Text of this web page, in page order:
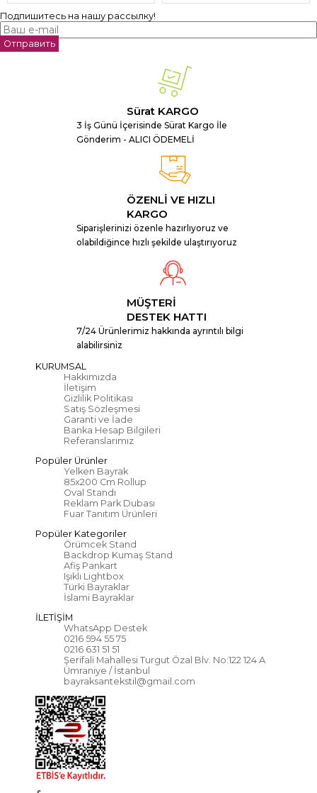
Подпишитесь на нашу рассылку!
Отправить
Sürat KARGO
3 İş Günü İçerisinde Sürat Kargo İle
Gönderim - ALICI ÖDEMELİ
ÖZENLİ VE HIZLI
KARGO
Siparişlerinizi özenle hazırlıyoruz ve
olabildiğince hızlı şekilde ulaştırıyoruz
MÜŞTERİ
DESTEK HATTI
7/24 Ürünlerimiz hakkında ayrıntılı bilgi
alabilirsiniz
KURUMSAL
Hakkımızda
İletişim
Gizlilik Politikası
Satış Sözleşmesi
Garanti ve İade
Banka Hesap Bilgileri
Referanslarımız
Popüler Ürünler
Yelken Bayrak
85x200 Cm Rollup
Oval Standı
Reklam Park Dubası
Fuar Tanıtım Ürünleri
Popüler Kategoriler
Örümcek Stand
Backdrop Kumaş Stand
Afiş Pankart
Işıklı Lightbox
Türki Bayraklar
İslami Bayraklar
İLETİŞİM
WhatsApp Destek
0216 594 55 75
0216 631 51 51
Şerifali Mahallesi Turgut Özal Blv. No:122 124 A
Ümraniye / İstanbul
bayraksantekstil@gmail.com